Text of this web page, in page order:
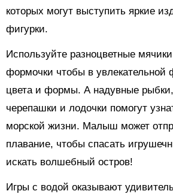
которых могут выступить яркие
фигурки.
Используйте разноцветные
формочки чтобы в увлекательной
цвета и формы. А надувные
черепашки и лодочки помогут
морской жизни. Малыш может
плавание, чтобы спасать
искать волшебный остров!
Игры с водой оказывают